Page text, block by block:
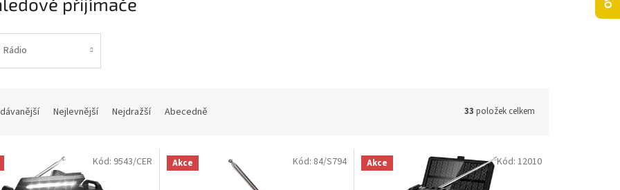
Rádio
Nejlevnější Nejdražší Abecedně 33 položek celkem
Kód: 9543/CER Akce Kód: 84/S794 Akce Kód: 12010